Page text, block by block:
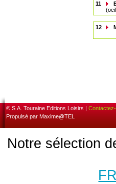
11
12
© S.A. Touraine Editions Loisirs |
Propulsé par Maxime@TEL
Notre sélection